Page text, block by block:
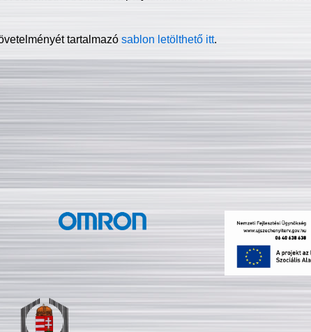
tartalmazósablon letölthető itt.